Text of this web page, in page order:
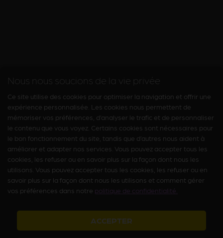
Nous nous soucions de la vie privée
Ce site utilise des cookies pour optimiser la navigation et offrir une
expérience personnalisée. Les cookies nous permettent de
mémoriser vos préférences, d’analyser le trafic et de personnaliser
le contenu que vous voyez. Certains cookies sont nécessaires pour
le bon fonctionnement du site, tandis que d’autres nous aident à
améliorer et adapter nos services. Vous pouvez accepter tous les
cookies, les refuser ou en savoir plus sur la façon dont nous les
utilisons. Vous pouvez accepter tous les cookies, les refuser ou en
savoir plus sur la façon dont nous les utilisons et comment gérer
vos préférences dans notre politique de confidentialité.
ACCEPTER